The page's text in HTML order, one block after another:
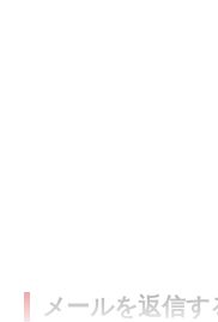
メールを返信